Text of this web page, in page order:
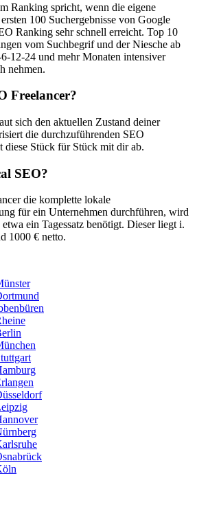
Ranking spricht, wenn die eigene
100 Suchergebnisse von Google
Ranking sehr schnell erreicht. Top 10
vom Suchbegrif und der Niesche ab
12-24 und mehr Monaten intensiver
nehmen.
Freelancer?
sich den aktuellen Zustand deiner
die durchzuführenden SEO
diese Stück für Stück mit dir ab.
SEO?
die komplette lokale
für ein Unternehmen durchführen, wird
ein Tagessatz benötigt. Dieser liegt i.
1000 € netto.